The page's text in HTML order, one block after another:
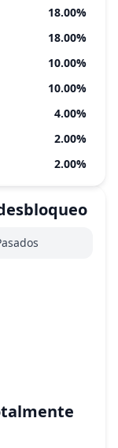
18.00%
18.00%
10.00%
10.00%
4.00%
2.00%
2.00%